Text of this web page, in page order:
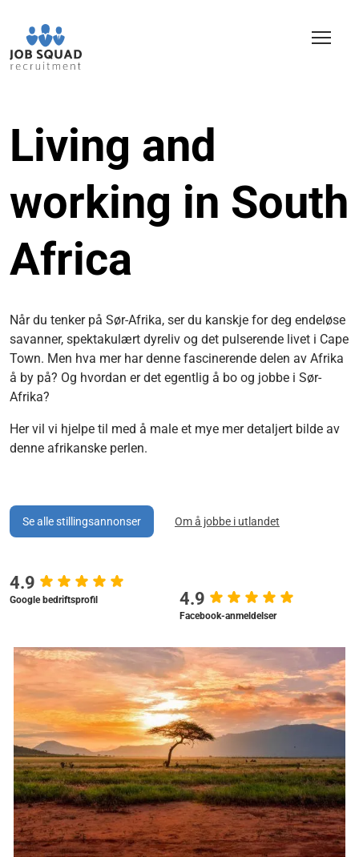
Living and
working in South
Africa
Når du tenker på Sør-Afrika, ser du kanskje for deg endeløse
savanner, spektakulært dyreliv og det pulserende livet i Cape
Town. Men hva mer har denne fascinerende delen av Afrika
å by på? Og hvordan er det egentlig å bo og jobbe i Sør-
Afrika?
Her vil vi hjelpe til med å male et mye mer detaljert bilde av
denne afrikanske perlen.
Se alle stillingsannonser Om å jobbe i utlandet
4.9
Google bedriftsprofil 4.9
Facebook-anmeldelser